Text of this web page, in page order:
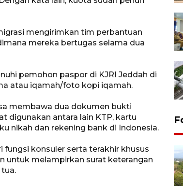
mengirimkan tim perbantuan
mereka bertugas selama dua
pemohon paspor di KJRI Jeddah di
atau iqamah/foto kopi iqamah.
membawa dua dokumen bukti
digunakan antara lain KTP, kartu
nikah dan rekening bank di Indonesia.
fungsi konsuler serta terakhir khusus
untuk melampirkan surat keterangan